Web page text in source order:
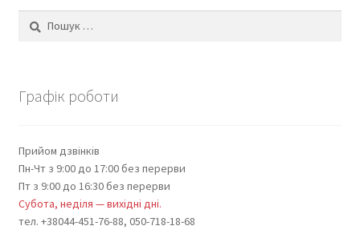
Пошук:
Графік роботи
Прийом дзвінків
Пн-Чт з 9:00 до 17:00 без перерви
Пт з 9:00 до 16:30 без перерви
Субота, неділя — вихідні дні.
тел. +38044-451-76-88, 050-718-18-68